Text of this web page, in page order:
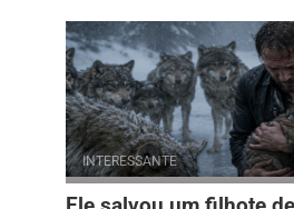
INTERESSANTE